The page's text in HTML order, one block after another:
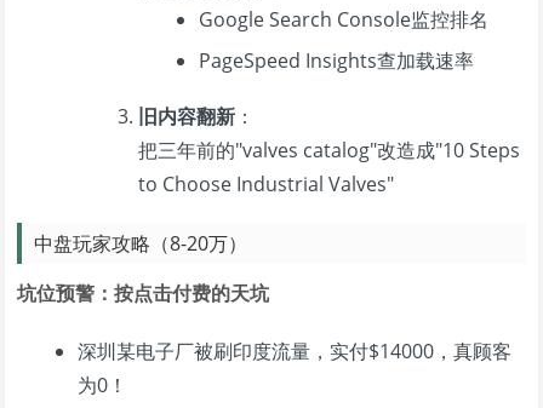
Google Search Console监控排名
PageSpeed Insights查加载速率
旧内容翻新 ：
把三年前的"valves catalog"改造成"10 Steps
to Choose Industrial Valves"
中盘玩家攻略（8-20万）
坑位预警：按点击付费的天坑
深圳某电子厂被刷印度流量，实付$14000，真顾客
为0！